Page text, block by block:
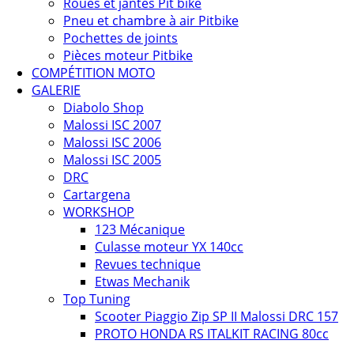
Pneu et chambre à air Pitbike
Pochettes de joints
Pièces moteur Pitbike
COMPÉTITION MOTO
GALERIE
Diabolo Shop
Malossi ISC 2007
Malossi ISC 2006
Malossi ISC 2005
DRC
Cartargena
WORKSHOP
123 Mécanique
Culasse moteur YX 140cc
Revues technique
Etwas Mechanik
Top Tuning
Scooter Piaggio Zip SP II Malossi DRC 157
PROTO HONDA RS ITALKIT RACING 80cc